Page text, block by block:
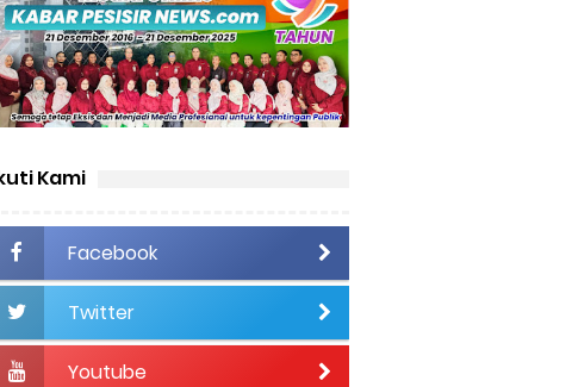
Kami
Facebook
Twitter
Youtube